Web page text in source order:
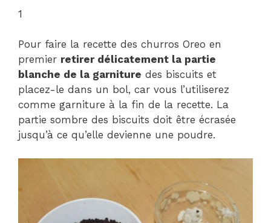
1
Pour faire la recette des churros Oreo en
premier retirer délicatement la partie
blanche de la garniture des biscuits et
placez-le dans un bol, car vous l’utiliserez
comme garniture à la fin de la recette. La
partie sombre des biscuits doit être écrasée
jusqu’à ce qu’elle devienne une poudre.